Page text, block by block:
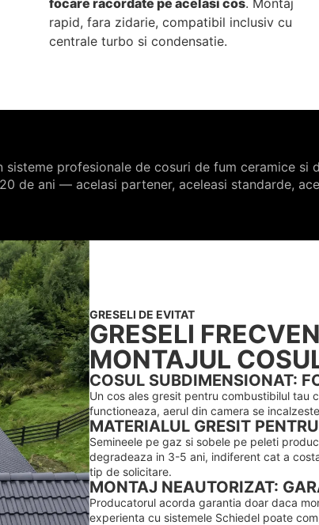
focare racordate pe acelasi cos. Montaj
rapid, fara zidarie, compatibil inclusiv cu
centrale turbo si condensatie.
sisteme profesionale de cosuri de fum ceramice
de ani — acelasi partener, aceleasi standarde,
GRESELI DE EVITAT
GRESELI
MONTAJUL
COSUL SUBDIMENSIONAT:
Un cos ales gresit pentru combustibilul tau
functioneaza, aerul din camera se
MATERIALUL GRESIT
Semineele pe gaz si sobele pe peleti
degradeaza in 3-5 ani, indiferent cat a
tip de solicitare.
MONTAJ NEAUTORIZAT:
Producatorul acorda garantia doar daca
experienta cu sistemele Schiedel poate